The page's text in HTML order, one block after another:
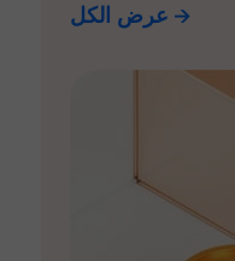
عرض الكل